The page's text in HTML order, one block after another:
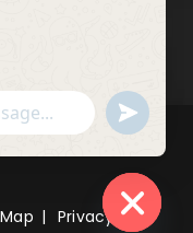
Privacy